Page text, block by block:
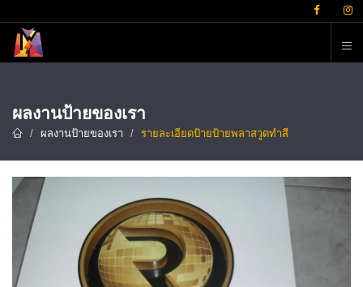
ผลงานป้ายของเรา
ผลงานป้ายของเรา รายละเอียดป้ายป้ายพลาสวูดทำสี